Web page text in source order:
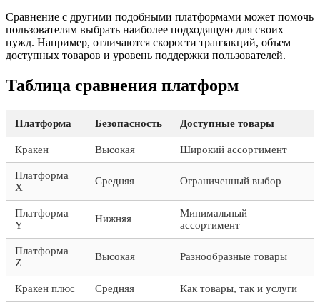
Сравнение с другими подобными платформами может помочь
пользователям выбрать наиболее подходящую для своих
нужд. Например, отличаются скорости транзакций, объем
доступных товаров и уровень поддержки пользователей.
Таблица сравнения платформ
Платформа Безопасность Доступные товары
Кракен Высокая Широкий ассортимент
Платформа
X
Средняя Ограниченный выбор
Платформа
Y
Нижняя
Минимальный
ассортимент
Платформа
Z
Высокая Разнообразные товары
Кракен плюс Средняя Как товары, так и услуги